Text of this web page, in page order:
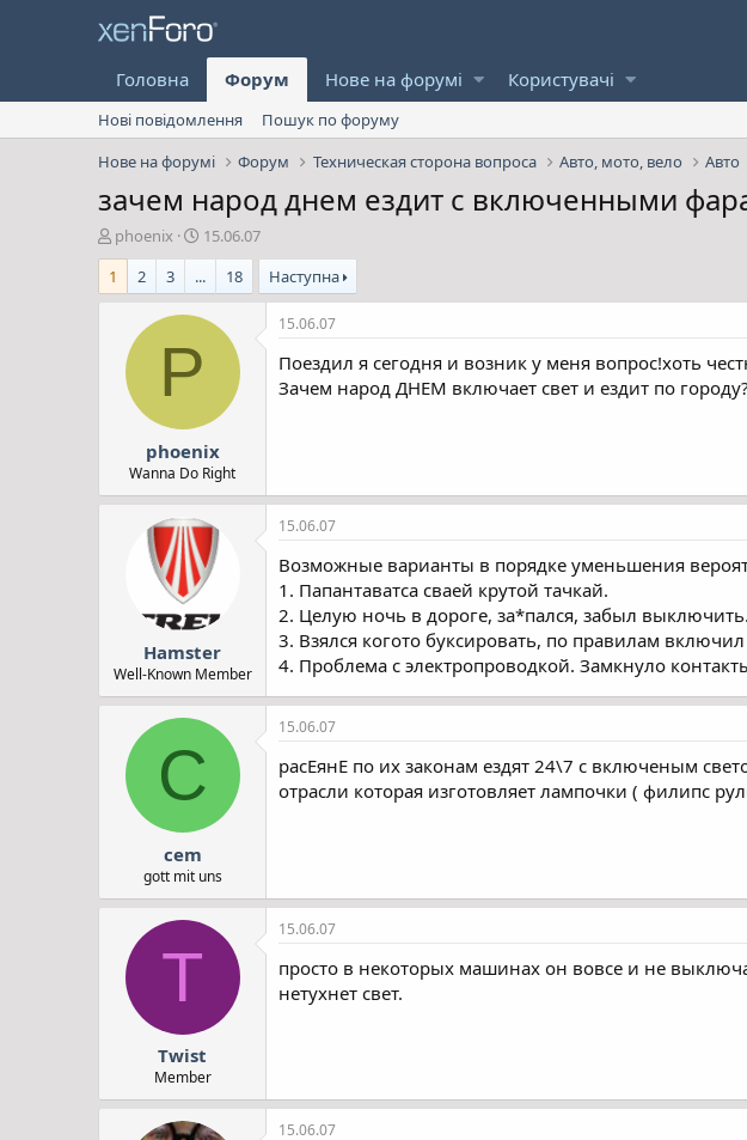
Головна Форум Нове на форумі Користувачі
Нові повідомлення
Пошук по форуму
Нове на форумі
Форум Техническая сторона вопроса Авто, мото, вело Авто
зачем народ днем ездит с включенными
А
в
т
о
phoenix
Д
а
т
а
с
е
н
н
я
15.06.07
1
2 3 ... 18 Наступна
P
phoenix
Wanna Do Right
15.06.07
Поездил я сегодня и возник у меня вопрос!хоть
Зачем народ ДНЕМ включает свет и ездит по
Hamster
Well-Known Member
15.06.07
Возможные варианты в порядке уменьшения
1. Папантаватса сваей крутой тачкай.
2. Целую ночь в дороге, за*пался, забыл выключить.
3. Взялся когото буксировать, по правилам
4. Проблема с электропроводкой. Замкнуло
C
cem
gott mit uns
15.06.07
расЕянЕ по их законам ездят 24\7 с включеным
отрасли которая изготовляет лампочки ( филипс
T
Twist
Member
15.06.07
просто в некоторых машинах он вовсе и не
нетухнет свет.
15.06.07